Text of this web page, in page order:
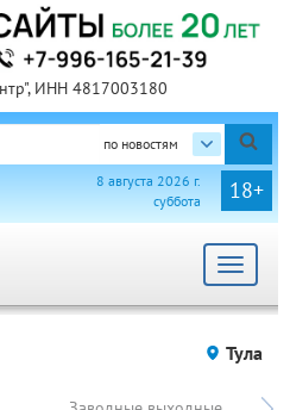
ИНН 4817003180
по новостям
18+
8 августа 2026 г.
суббота
Toggle
Тула